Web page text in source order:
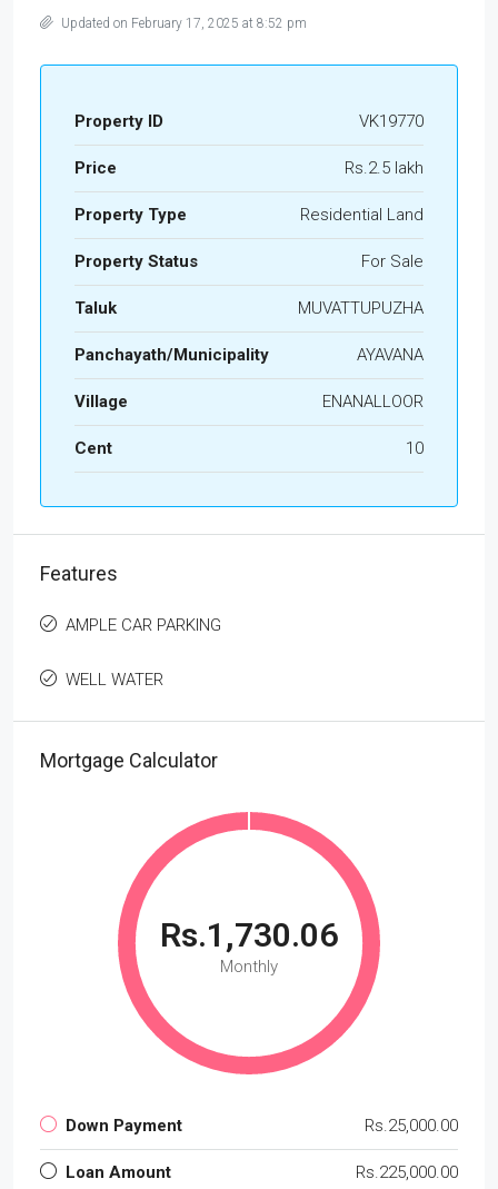
Updated on February 17, 2025 at 8:52 pm
Property ID VK19770
Price Rs.2.5 lakh
Property Type Residential Land
Property Status For Sale
Taluk MUVATTUPUZHA
Panchayath/Municipality AYAVANA
Village ENANALLOOR
Cent 10
Features
AMPLE CAR PARKING
WELL WATER
Mortgage Calculator
Rs.1,730.06
Monthly
Down Payment Rs.25,000.00
Loan Amount Rs.225,000.00